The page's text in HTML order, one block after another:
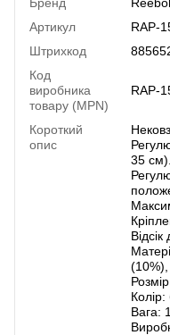
Артикул
RAP-
Штрихкод
Код
виробника
товару (MPN)
RAP-
Короткий
опис
35 см).
(10%),
Колір:
Вага: